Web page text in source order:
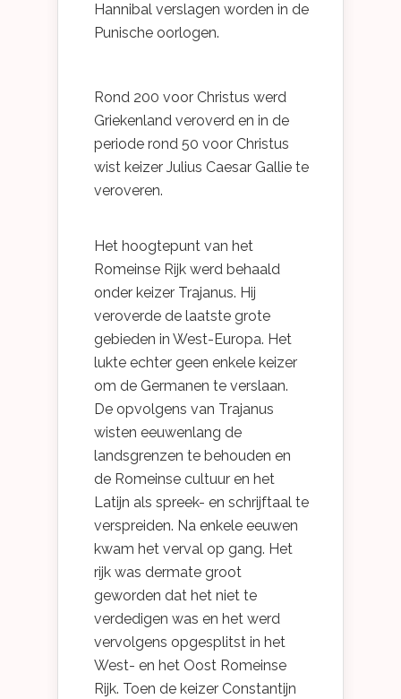
Hannibal verslagen worden in de
Punische oorlogen.
Rond 200 voor Christus werd
Griekenland veroverd en in de
periode rond 50 voor Christus
wist keizer Julius Caesar Gallie te
veroveren.
Het hoogtepunt van het
Romeinse Rijk werd behaald
onder keizer Trajanus. Hij
veroverde de laatste grote
gebieden in West-Europa. Het
lukte echter geen enkele keizer
om de Germanen te verslaan.
De opvolgens van Trajanus
wisten eeuwenlang de
landsgrenzen te behouden en
de Romeinse cultuur en het
Latijn als spreek- en schrijftaal te
verspreiden. Na enkele eeuwen
kwam het verval op gang. Het
rijk was dermate groot
geworden dat het niet te
verdedigen was en het werd
vervolgens opgesplitst in het
West- en het Oost Romeinse
Rijk. Toen de keizer Constantijn